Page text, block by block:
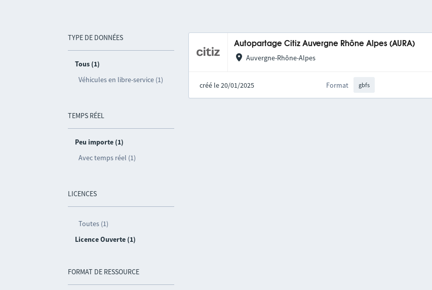
TYPE DE DONNÉES
Tous (1)
Véhicules en libre-service (1)
TEMPS RÉEL
Peu importe (1)
Avec temps réel (1)
LICENCES
Toutes (1)
Licence Ouverte (1)
FORMAT DE RESSOURCE
Autopartage Citiz Auvergne Rhône Alpes (AURA)
Auvergne-Rhône-Alpes
créé le 20/01/2025 Format gbfs